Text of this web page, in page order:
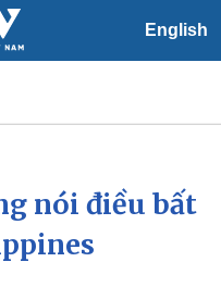
English
hội
24h
báo thời tiết
nói điều bất